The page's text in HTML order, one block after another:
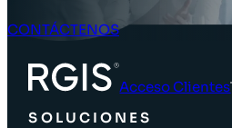
CONTÁCTENOS
Acceso Clientes
SOLUCIONES